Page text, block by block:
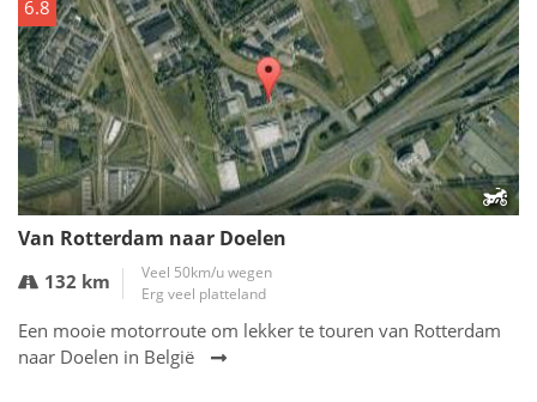
6.8
Van Rotterdam naar Doelen
132 km
Veel 50km/u wegen
Erg veel platteland
Een mooie motorroute om lekker te touren van Rotterdam
naar Doelen in België